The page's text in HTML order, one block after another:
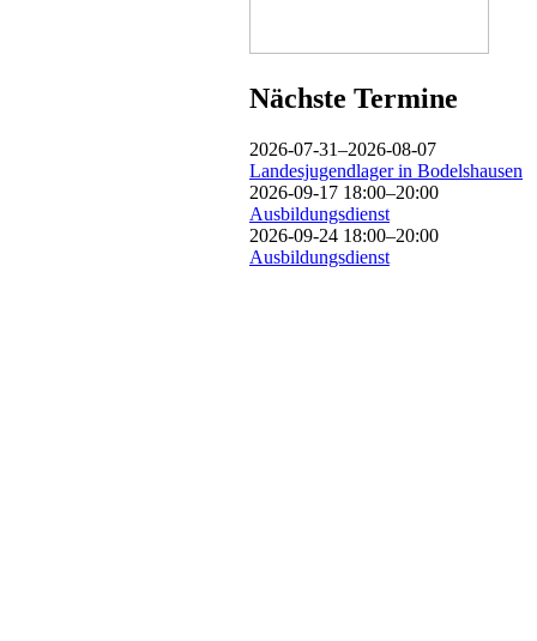
Nächste Termine
2026-07-31–2026-08-07
Landesjugendlager in Bodelshausen
2026-09-17 18:00–20:00
Ausbildungsdienst
2026-09-24 18:00–20:00
Ausbildungsdienst